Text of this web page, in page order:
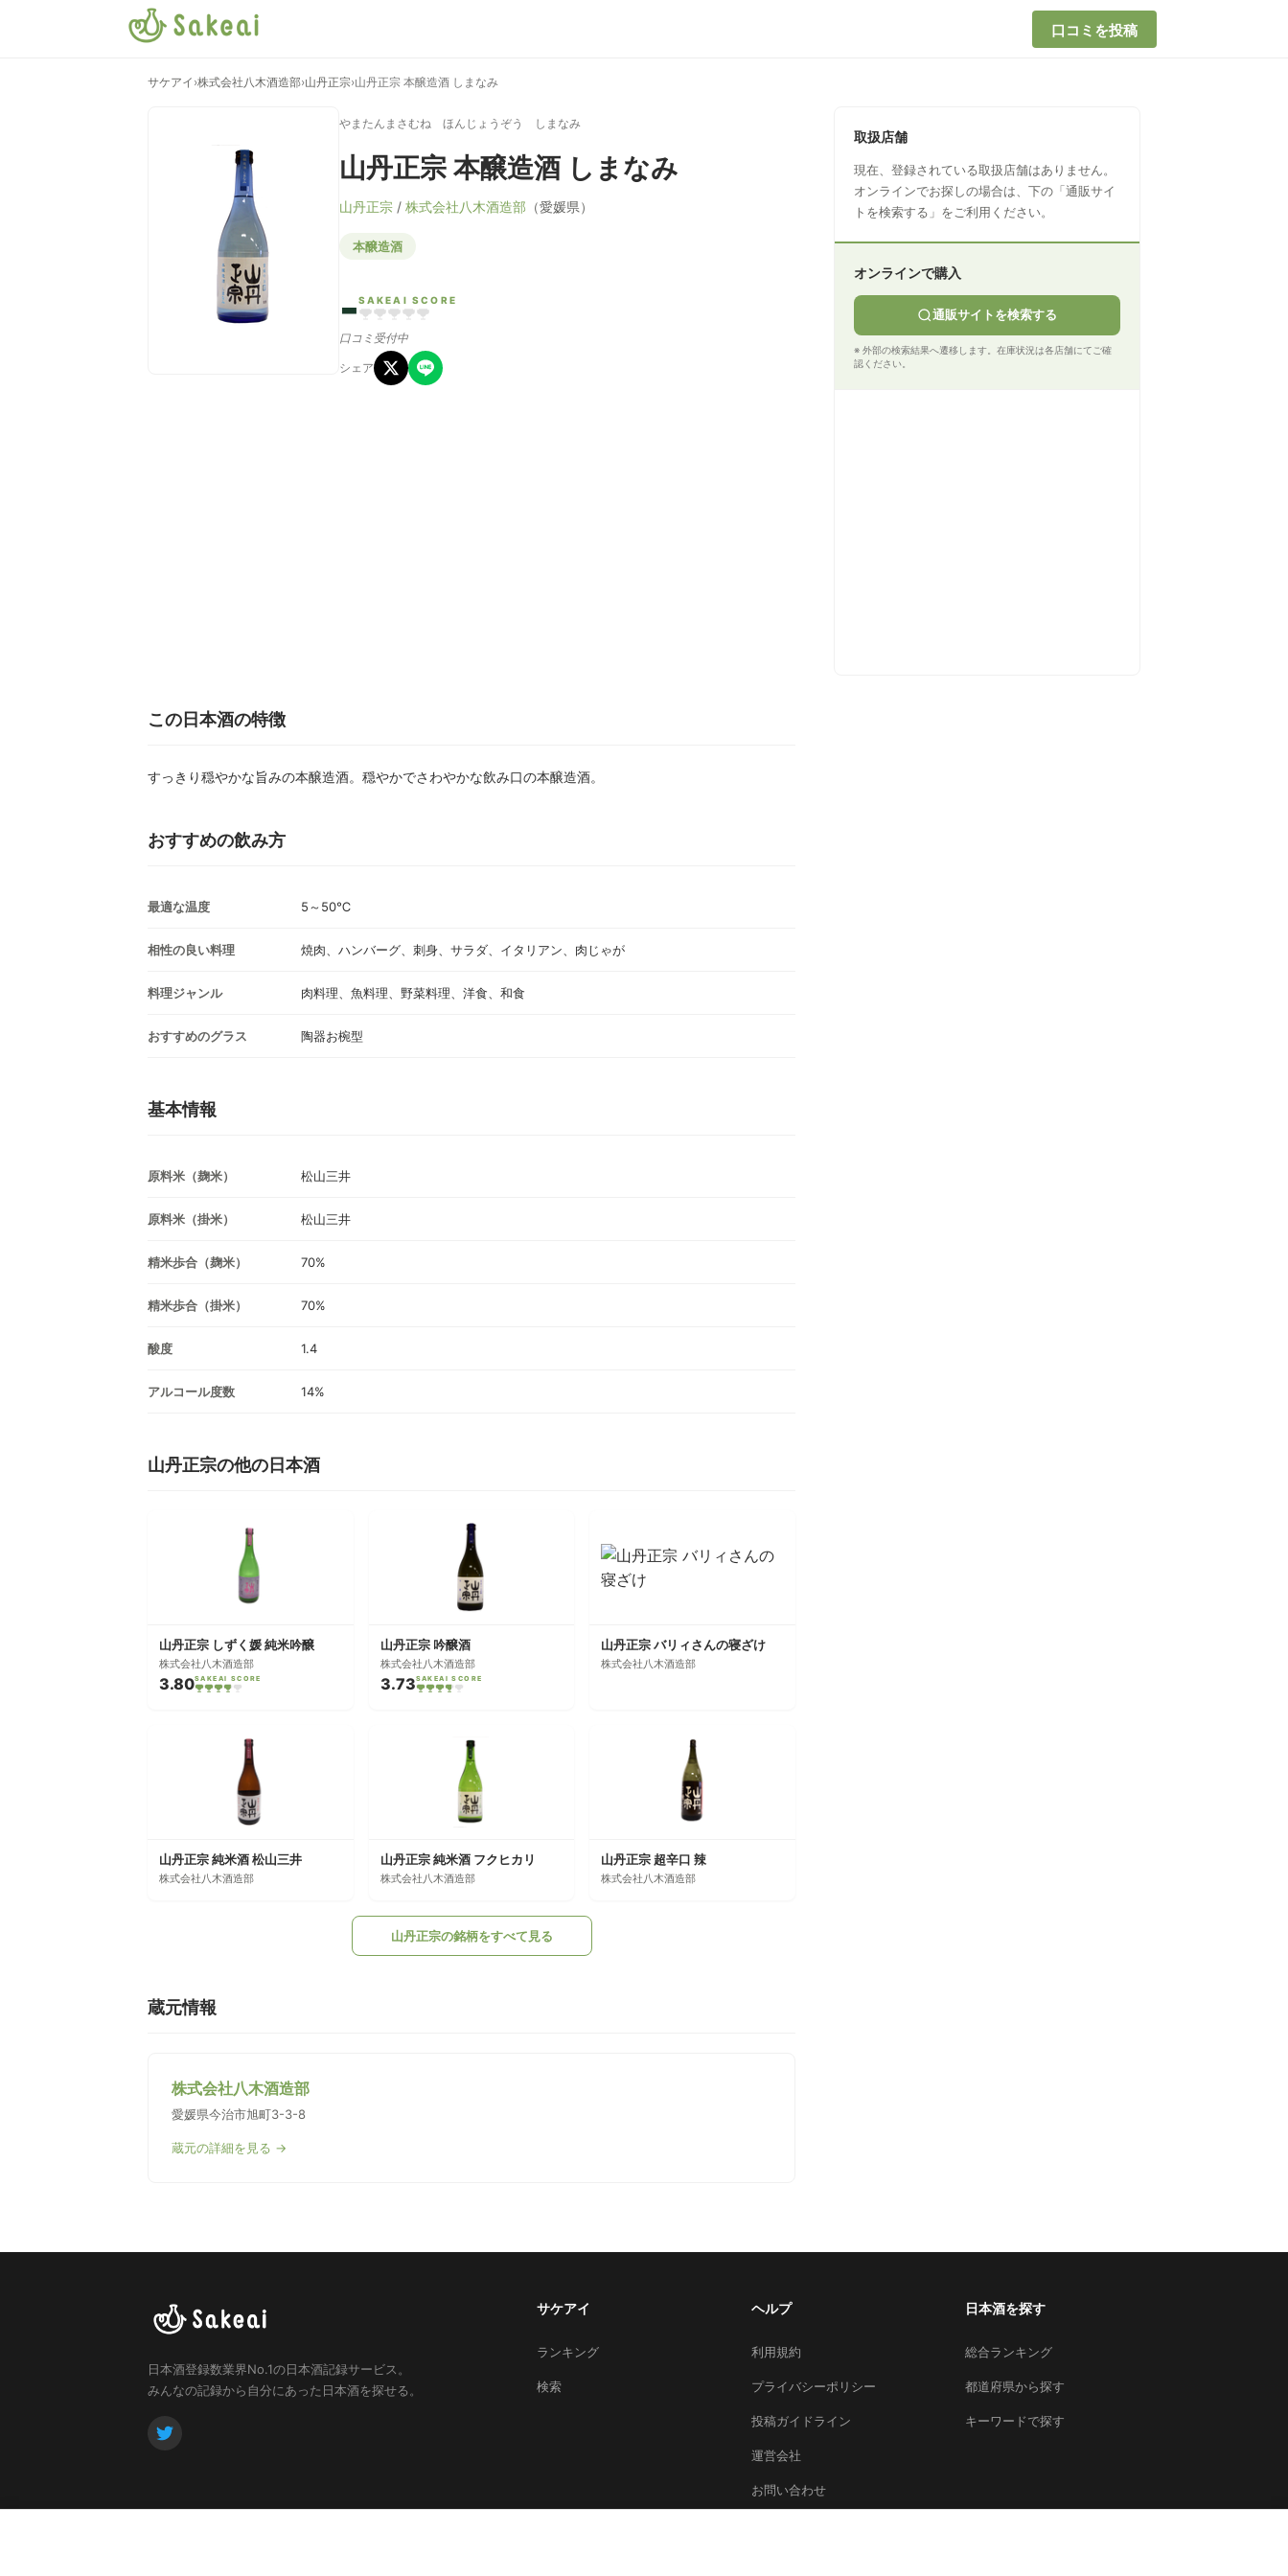
口コミを投稿
サケアイ ›株式会社八木酒造部›山丹正宗›山丹正宗 本醸造酒 しまなみ
やまたんまさむね ほんじょうぞう しまなみ
山丹正宗 本醸造酒 しまなみ
山丹正宗 / 株式会社八木酒造部 （愛媛県）
本醸造酒
-SAKEAI SCORE
口コミ受付中
シェア
取扱店舗
現在、登録されている取扱店舗はありません。
オンラインでお探しの場合は、下の「通販サイ
トを検索する」をご利用ください。
オンラインで購入
通販サイトを検索する
※ 外部の検索結果へ遷移します。在庫状況は各店舗にてご確
認ください。
この日本酒の特徴
すっきり穏やかな旨みの本醸造酒。穏やかでさわやかな飲み口の本醸造酒。
おすすめの飲み方
最適な温度 5～50℃
相性の良い料理 焼肉、ハンバーグ、刺身、サラダ、イタリアン、肉じゃが
料理ジャンル 肉料理、魚料理、野菜料理、洋食、和食
おすすめのグラス 陶器お椀型
基本情報
原料米（麹米） 松山三井
原料米（掛米） 松山三井
精米歩合（麹米） 70%
精米歩合（掛米） 70%
酸度 1.4
アルコール度数 14%
山丹正宗の他の日本酒
山丹正宗 しずく媛 純米吟醸
株式会社八木酒造部
3.80SAKEAI SCORE
山丹正宗 吟醸酒
株式会社八木酒造部
3.73SAKEAI SCORE
山丹正宗 バリィさんの寝ざけ
株式会社八木酒造部
山丹正宗 純米酒 松山三井
株式会社八木酒造部
山丹正宗 純米酒 フクヒカリ
株式会社八木酒造部
山丹正宗 超辛口 辣
株式会社八木酒造部
山丹正宗の銘柄をすべて見る
蔵元情報
株式会社八木酒造部
愛媛県今治市旭町3-3-8
蔵元の詳細を見る →
日本酒登録数業界No.1の日本酒記録サービス。
みんなの記録から自分にあった日本酒を探せる。
サケアイ
ランキング
検索
ヘルプ
利用規約
プライバシーポリシー
投稿ガイドライン
運営会社
お問い合わせ
日本酒を探す
総合ランキング
都道府県から探す
キーワードで探す